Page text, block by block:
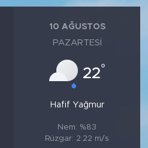
10 AĞUSTOS
PAZARTESI
22°
Hafif Yağmur
Nem: %83
Rüzgar: 2.22 m/s